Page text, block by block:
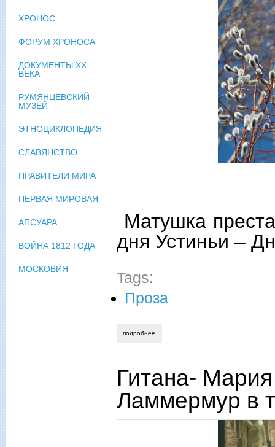
Матушка
дня Устиньи ‒
Tags:
Проза
подробнее
Гитана-
Ламмермур в
ХРОНОС
ФОРУМ ХРОНОСА
ДОКУМЕНТЫ XX
ВЕКА
РУМЯНЦЕВСКИЙ
МУЗЕЙ
ЭТНОЦИКЛОПЕДИЯ
СЛАВЯНСТВО
ПРАВИТЕЛИ МИРА
ПЕРВАЯ МИРОВАЯ
АПСУАРА
ВОЙНА 1812 ГОДА
МОСКОВИЯ